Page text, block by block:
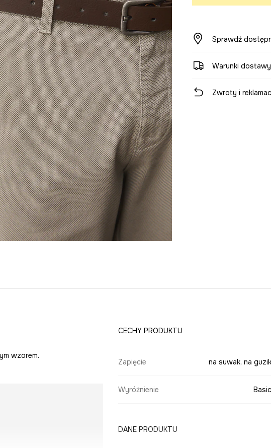
Sprawdź
Warunki dostawy
Zwroty i
wzorem.
CECHY PRODUKTU
Zapięcie na suwak, na guzik
Wyróżnienie Basic
DANE PRODUKTU